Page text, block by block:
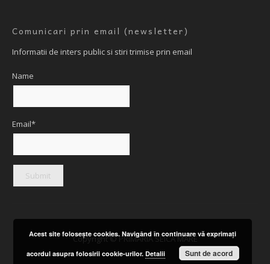
Comunicari prin email (newsletter)
Informatii de inters public si stiri trimise prin email
Name
Email*
Copyright © PRIMARIA SEICA MARE
Acest site foloseşte cookies. Navigând în continuare vă exprimaţi
acordul asupra folosirii cookie-urilor. Detalii Sunt de acord